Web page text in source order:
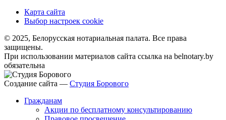
Карта сайта
Выбор настроек cookie
© 2025, Белорусская нотариальная палата. Все права
защищены.
При использовании материалов сайта ссылка на belnotary.by
обязательна
Создание сайта — Студия Борового
Гражданам
Акции по бесплатному консультированию